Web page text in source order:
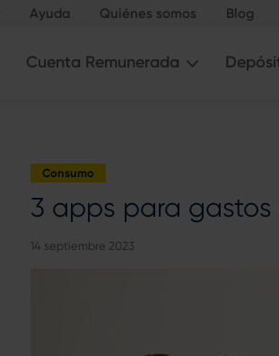
Ayuda Quiénes somos Blog
Cuenta Remunerada
Consumo
3 apps para
14 septiembre 2023